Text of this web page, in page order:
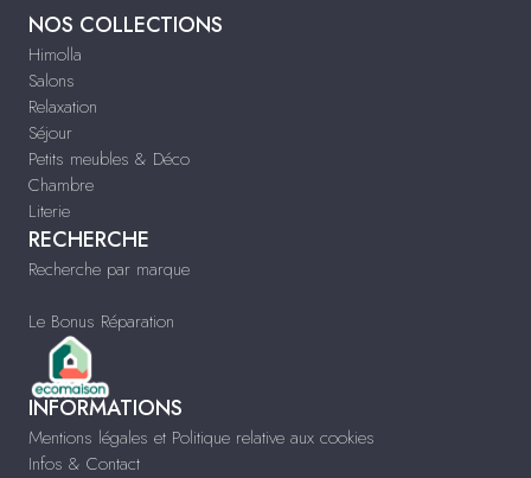
NOS COLLECTIONS
Himolla
Salons
Relaxation
Séjour
Petits meubles & Déco
Chambre
Literie
RECHERCHE
Recherche par marque
Le Bonus Réparation
INFORMATIONS
Mentions légales et Politique relative aux cookies
Infos & Contact